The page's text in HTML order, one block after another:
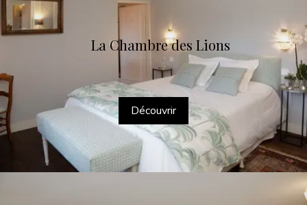
La Chambre des Lions
Découvrir